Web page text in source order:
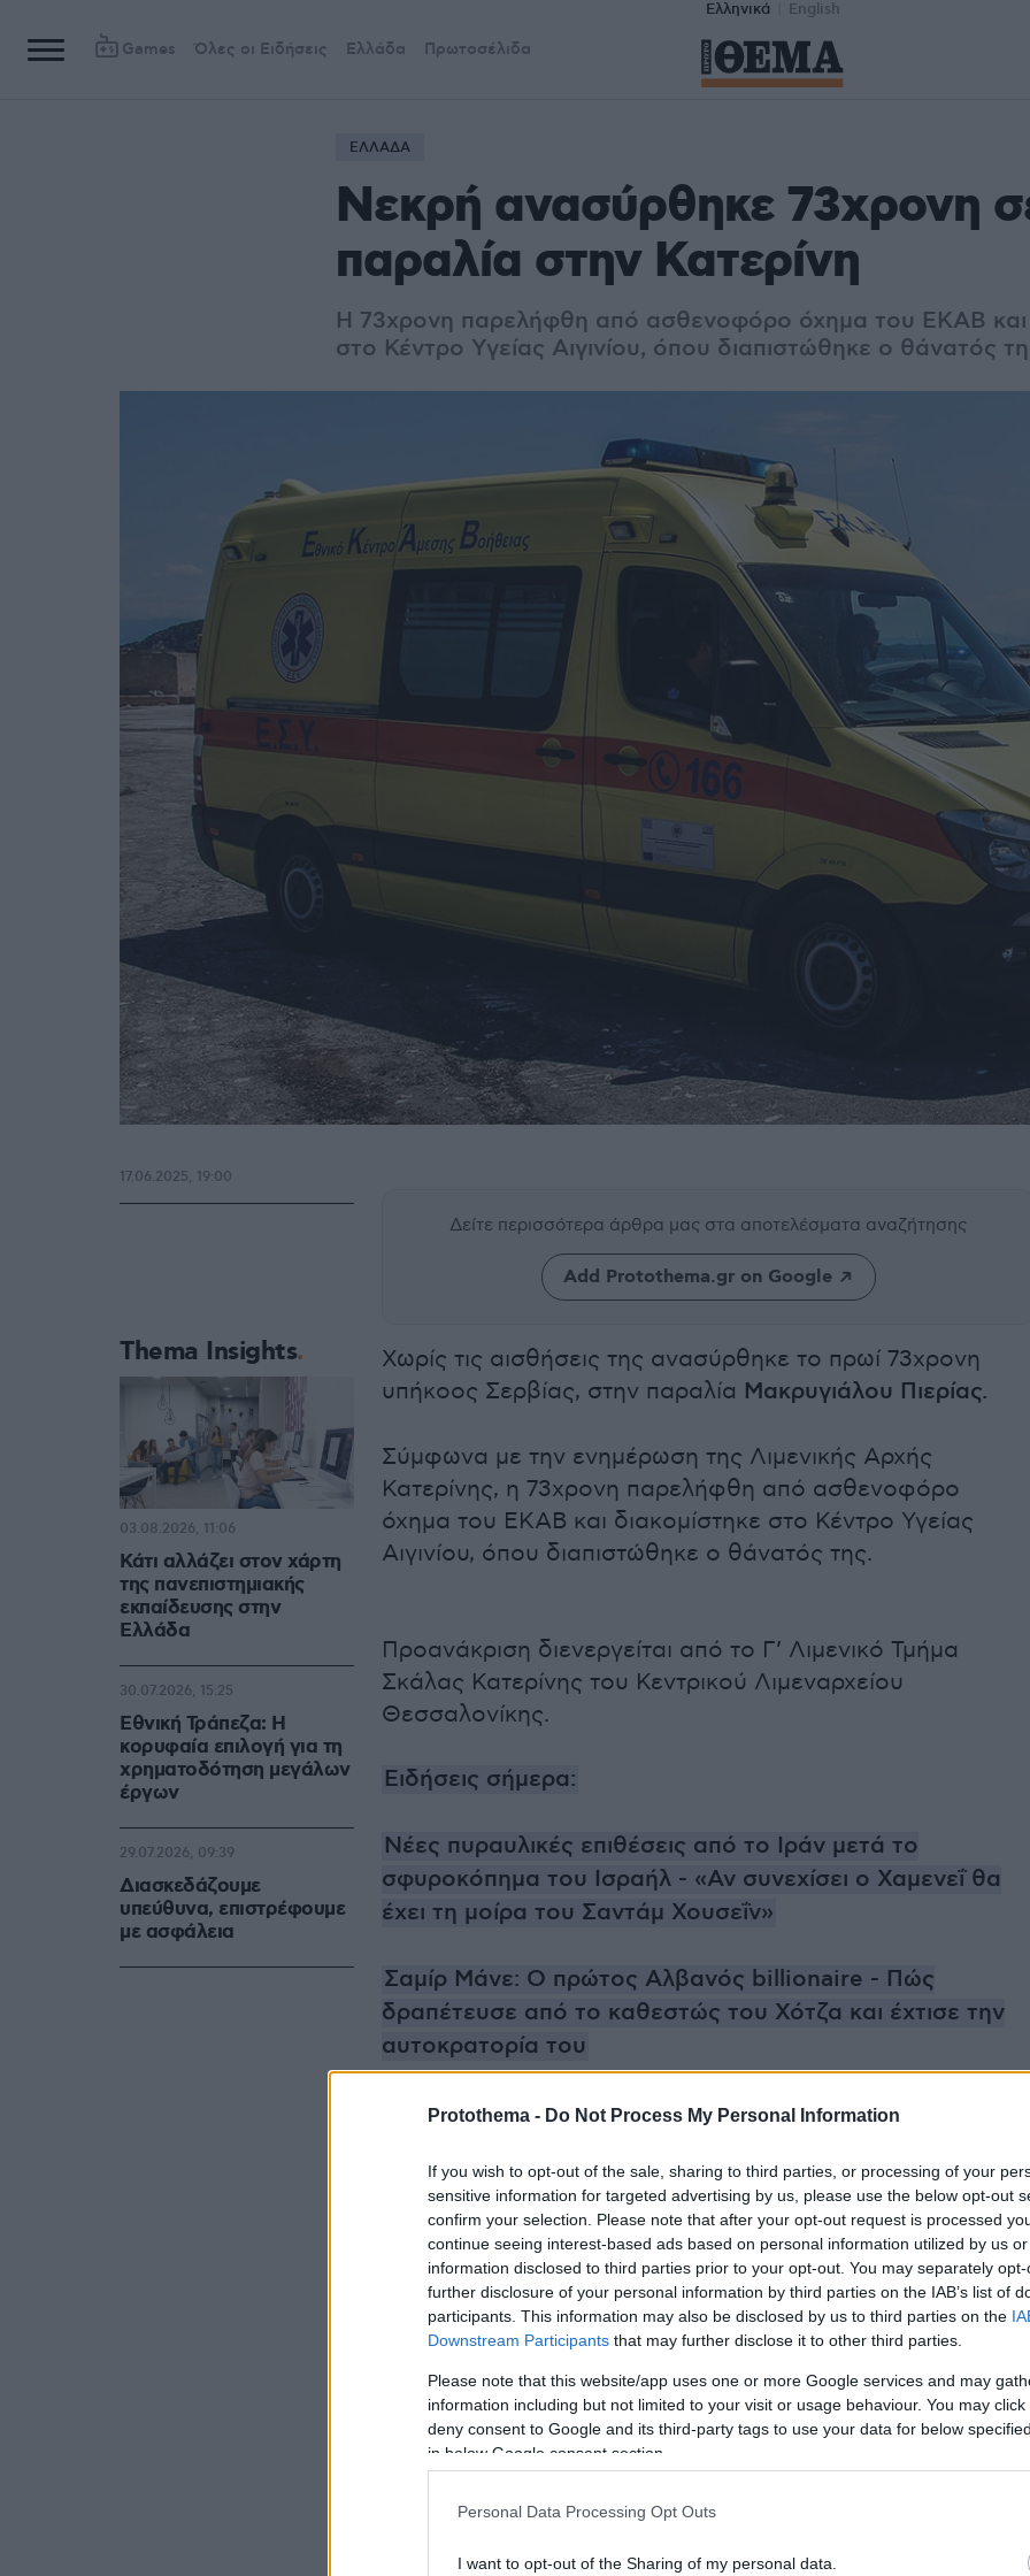
Protothema - Do Not Process My Personal Information
If you wish to opt-out of the sale, sharing to third parties, or processing of your
sensitive information for targeted advertising by us, please use the below opt-out
confirm your selection. Please note that after your opt-out request is processed
continue seeing interest-based ads based on personal information utilized by us
information disclosed to third parties prior to your opt-out. You may separately
further disclosure of your personal information by third parties on the IAB’s list of
participants. This information may also be disclosed by us to third parties on the
Downstream Participants that may further disclose it to other third parties.
Please note that this website/app uses one or more Google services and may
information including but not limited to your visit or usage behaviour. You may
deny consent to Google and its third-party tags to use your data for below
in below Google consent section.
Personal Data Processing Opt Outs
I want to opt-out of the Sharing of my personal data.
Ελληνικά English
Games Όλες οι Ειδήσεις Ελλάδα Πρωτοσέλιδα
ΕΛΛΑΔΑ
Νεκρή ανασύρθηκε 73χρονη
παραλία στην Κατερίνη
Η 73χρονη παρελήφθη από ασθενοφόρο όχημα του ΕΚΑΒ και
στο Κέντρο Υγείας Αιγινίου, όπου διαπιστώθηκε ο θάνατός
Δείτε περισσότερα άρθρα μας στα αποτελέσματα αναζήτησης
Add Protothema.gr on Google
Χωρίς τις αισθήσεις της ανασύρθηκε το πρωί 73χρονη
υπήκοος Σερβίας, στην παραλία Μακρυγιάλου Πιερίας.
Σύμφωνα με την ενημέρωση της Λιμενικής Αρχής
Κατερίνης, η 73χρονη παρελήφθη από ασθενοφόρο
όχημα του ΕΚΑΒ και διακομίστηκε στο Κέντρο Υγείας
Αιγινίου, όπου διαπιστώθηκε ο θάνατός της.
Προανάκριση διενεργείται από το Γ’ Λιμενικό Τμήμα
Σκάλας Κατερίνης του Κεντρικού Λιμεναρχείου
Θεσσαλονίκης.
Ειδήσεις σήμερα:
Νέες πυραυλικές επιθέσεις από το Ιράν μετά το
σφυροκόπημα του Ισραήλ - «Αν συνεχίσει ο Χαμενεΐ θα
έχει τη μοίρα του Σαντάμ Χουσεΐν»
Σαμίρ Μάνε: Ο πρώτος Αλβανός billionaire - Πώς
δραπέτευσε από το καθεστώς του Χότζα και έχτισε την
αυτοκρατορία του
Η ιστορία του δίγαμου επιχειρηματία με τις γυναίκες σε
30.000 αποζημίωση
17.06.2025, 19:00
Thema Insights
Κάτι αλλάζει στον χάρτη
της πανεπιστημιακής
εκπαίδευσης στην
Ελλάδα
03.08.2026, 11:06
Εθνική Τράπεζα: Η
κορυφαία επιλογή για τη
χρηματοδότηση μεγάλων
έργων
30.07.2026, 15:25
Διασκεδάζουμε
υπεύθυνα, επιστρέφουμε
με ασφάλεια
29.07.2026, 09:39